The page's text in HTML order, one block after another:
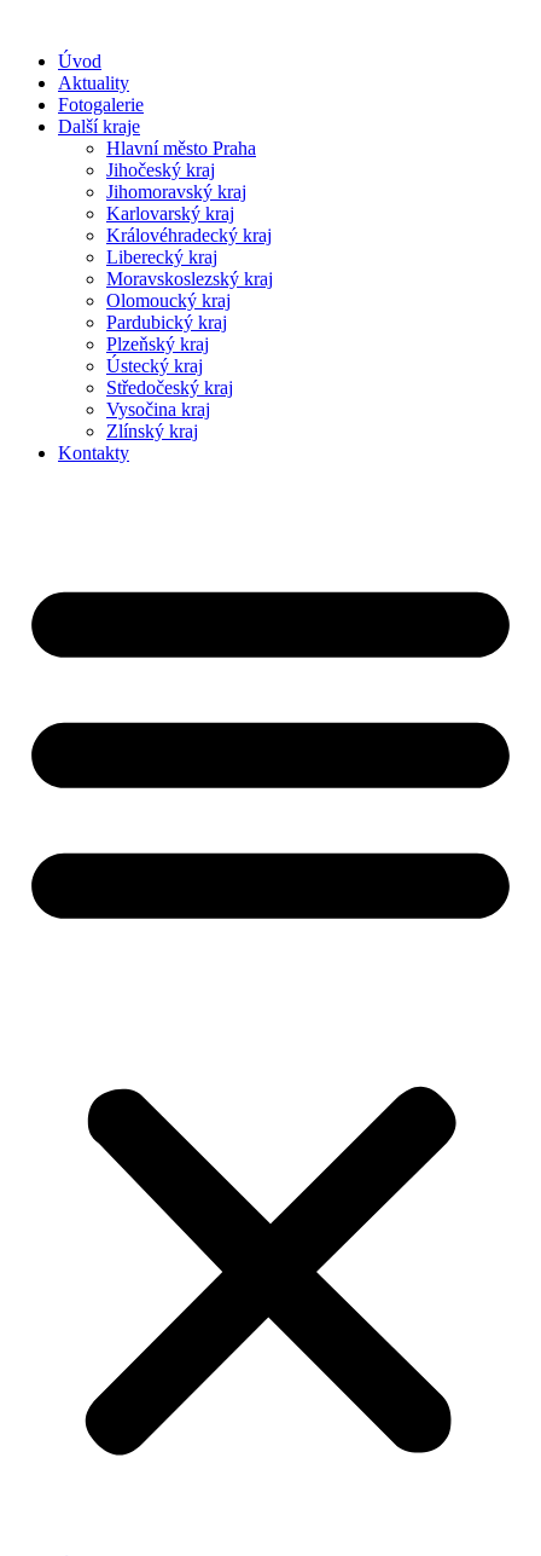
Úvod
Aktuality
Fotogalerie
Další kraje
Hlavní město Praha
Jihočeský kraj
Jihomoravský kraj
Karlovarský kraj
Královéhradecký kraj
Liberecký kraj
Moravskoslezský kraj
Olomoucký kraj
Pardubický kraj
Plzeňský kraj
Ústecký kraj
Středočeský kraj
Vysočina kraj
Zlínský kraj
Kontakty